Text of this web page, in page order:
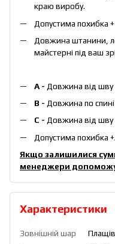
краю виробу.
Допустима похибка
Довжина штанини,
майстерні під ваш
А - Довжина від шву
В - Довжина по
С - Довжина від шву
Допустима похибка
Якщо залишилися
менеджери
Характеристики
Зовнішній шар